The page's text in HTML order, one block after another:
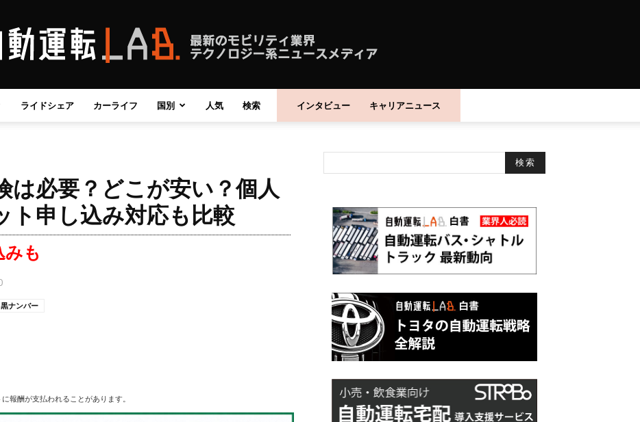
自
動
ライドシェア カーライフ 国別 人気 検索 インタビュー キャリアニュース
は必要？どこが安い？個人
ト申し込み対応も比較
も
黒ナンバー
報酬が支払われることがあります。